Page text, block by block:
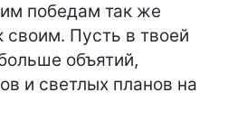
победам так же
своим. Пусть в твоей
объятий,
и светлых планов на